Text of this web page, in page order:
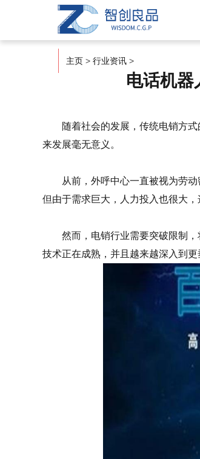
主页 > 行业资讯 >
电话机器
随着社会的发展，传统电销方式
来发展毫无意义。
从前，外呼中心一直被视为劳动
但由于需求巨大，人力投入也很大
然而，电销行业需要突破限制，
技术正在成熟，并且越来越深入到更